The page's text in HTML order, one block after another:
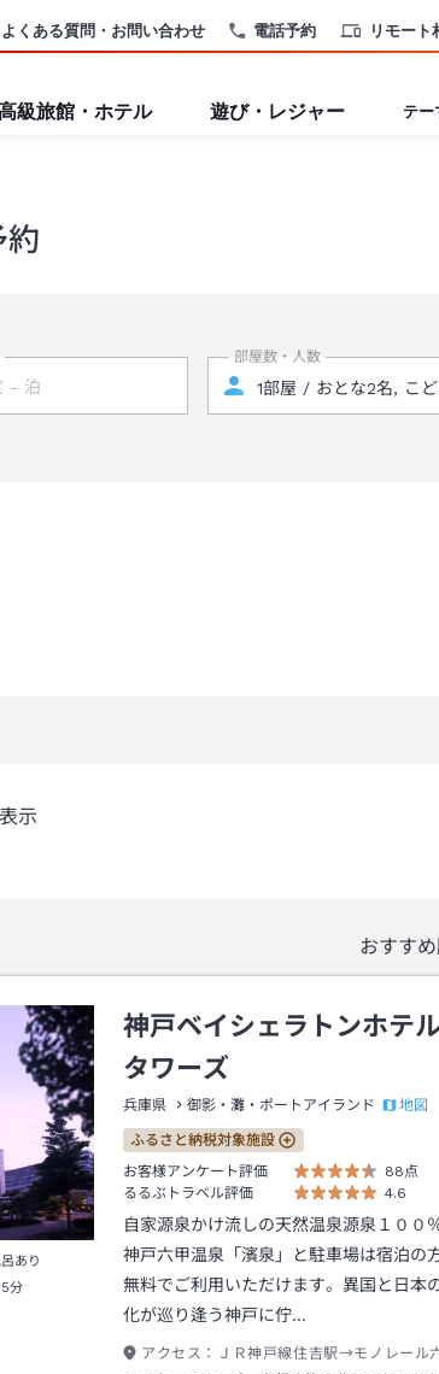
電話予約 リモート
よくある質問・お問い合わせ
級旅館・ホテル 遊び・レジャー テー
約
部屋数・人数
示
おすす
あり
分
神戸ベイシェラトンホテ
タワーズ
兵庫県 御影・灘・ポートアイランド 地図
ふるさと納税対象施設
お客様アンケート評価
88点
るるぶトラベル評価
4.6
自家源泉かけ流しの天然温泉源泉１００
神戸六甲温泉「濱泉」と駐車場は宿泊の
無料でご利用いただけます。異国と日本
化が巡り逢う神戸に佇…
アクセス：
ＪＲ神戸線住吉駅→モノレール